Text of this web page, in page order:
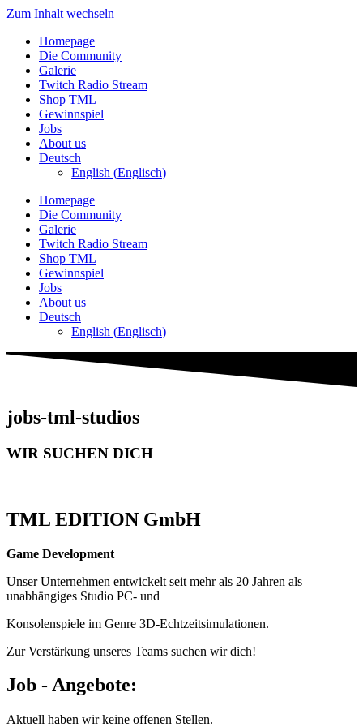
Zum Inhalt wechseln
Homepage
Die Community
Galerie
Twitch Radio Stream
Shop TML
Gewinnspiel
Jobs
About us
Deutsch
English (Englisch)
Homepage
Die Community
Galerie
Twitch Radio Stream
Shop TML
Gewinnspiel
Jobs
About us
Deutsch
English (Englisch)
jobs-tml-studios
WIR SUCHEN DICH
TML EDITION GmbH
Game Development
Unser Unternehmen entwickelt seit mehr als 20 Jahren als
unabhängiges Studio PC- und
Konsolenspiele im Genre 3D-Echtzeitsimulationen.
Zur Verstärkung unseres Teams suchen wir dich!
Job - Angebote:
Aktuell haben wir keine offenen Stellen.